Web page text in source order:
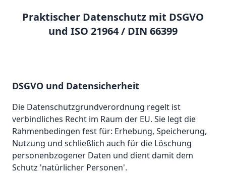
Praktischer Datenschutz mit DSGVO
und ISO 21964 / DIN 66399
DSGVO und Datensicherheit
Die Datenschutzgrundverordnung regelt ist
verbindliches Recht im Raum der EU. Sie legt die
Rahmenbedingen fest für: Erhebung, Speicherung,
Nutzung und schließlich auch für die Löschung
personenbzogener Daten und dient damit dem
Schutz 'natürlicher Personen'.